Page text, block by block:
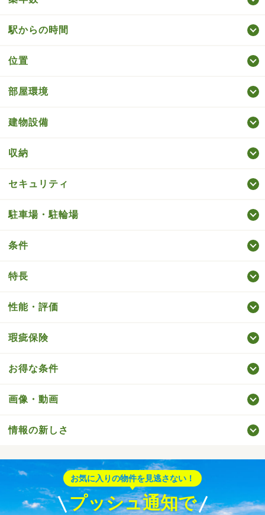
駅からの時間
位置
部屋環境
建物設備
収納
セキュリティ
駐車場・駐輪場
条件
特長
性能・評価
瑕疵保険
お得な条件
画像・動画
情報の新しさ
お気に入りの物件を見逃さない！
プッシュ通知で